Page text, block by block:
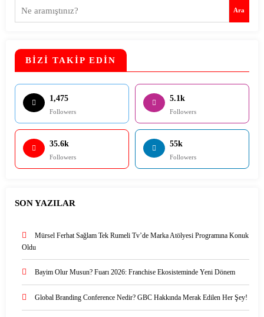
Ara
Ara
BİZİ TAKİP EDİN
1,475
Followers
5.1k
Followers
35.6k
Followers
55k
Followers
SON YAZILAR
Mürsel Ferhat Sağlam Tek Rumeli Tv’de Marka Atölyesi Programına Konuk
Oldu
Bayim Olur Musun? Fuarı 2026: Franchise Ekosisteminde Yeni Dönem
Global Branding Conference Nedir? GBC Hakkında Merak Edilen Her Şey!